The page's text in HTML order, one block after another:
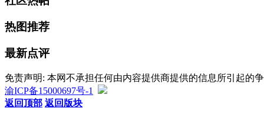
热图推荐
最新点评
免责声明: 本网不承担任何由内容提供商提供的信息所引起的
渝ICP备15000697号-1
返回顶部 返回版块